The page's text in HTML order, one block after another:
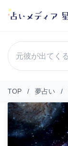
TOP / 夢占い /